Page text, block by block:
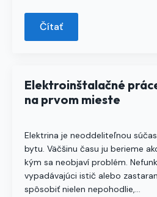
Čítať
Elektroinštalačné
na prvom mieste
Elektrina je neoddeliteľnou
bytu. Väčšinu času ju berieme
kým sa neobjaví problém.
vypadávajúci istič alebo
spôsobiť nielen nepohodlie,…